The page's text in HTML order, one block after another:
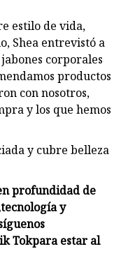
estilo de vida,
Shea entrevistó a
corporales
productos
con nosotros,
y los que hemos
y cubre belleza
profundidad de
tecnología y
Tokpara estar al